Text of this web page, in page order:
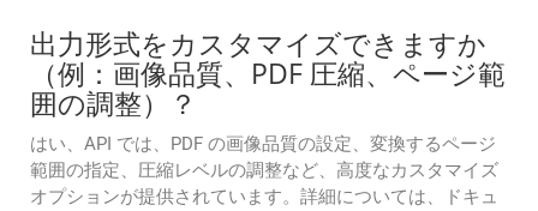
出力形式をカスタマイズできますか
（例：画像品質、PDF 圧縮、ページ範
囲の調整）？
はい、API では、PDF の画像品質の設定、変換するページ
範囲の指定、圧縮レベルの調整など、高度なカスタマイズ
オプションが提供されています。詳細については、ドキュ